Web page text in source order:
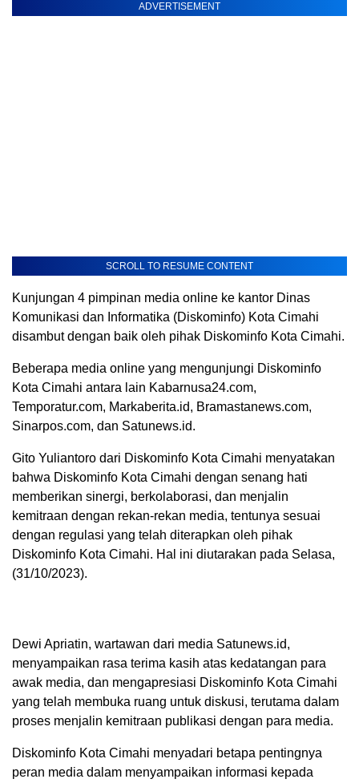
ADVERTISEMENT
SCROLL TO RESUME CONTENT
Kunjungan 4 pimpinan media online ke kantor Dinas
Komunikasi dan Informatika (Diskominfo) Kota Cimahi
disambut dengan baik oleh pihak Diskominfo Kota Cimahi.
Beberapa media online yang mengunjungi Diskominfo
Kota Cimahi antara lain Kabarnusa24.com,
Temporatur.com, Markaberita.id, Bramastanews.com,
Sinarpos.com, dan Satunews.id.
Gito Yuliantoro dari Diskominfo Kota Cimahi menyatakan
bahwa Diskominfo Kota Cimahi dengan senang hati
memberikan sinergi, berkolaborasi, dan menjalin
kemitraan dengan rekan-rekan media, tentunya sesuai
dengan regulasi yang telah diterapkan oleh pihak
Diskominfo Kota Cimahi. Hal ini diutarakan pada Selasa,
(31/10/2023).
Dewi Apriatin, wartawan dari media Satunews.id,
menyampaikan rasa terima kasih atas kedatangan para
awak media, dan mengapresiasi Diskominfo Kota Cimahi
yang telah membuka ruang untuk diskusi, terutama dalam
proses menjalin kemitraan publikasi dengan para media.
Diskominfo Kota Cimahi menyadari betapa pentingnya
peran media dalam menyampaikan informasi kepada